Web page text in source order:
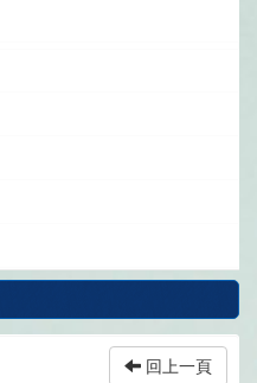
回上一頁